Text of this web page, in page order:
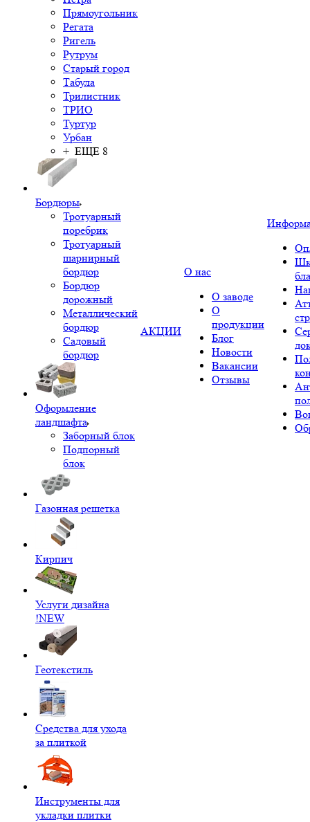
Прямоугольник
Регата
Ригель
Рутрум
Старый город
Табула
Трилистник
ТРИО
Туртур
Урбан
+ ЕЩЕ 8
Бордюры
Тротуарный
поребрик
Тротуарный
шарнирный
бордюр
Бордюр
дорожный
Металлический
бордюр
Садовый
бордюр
Оформление
ландшафта
Заборный блок
Подпорный
блок
Газонная решетка
Кирпич
Услуги дизайна
!NEW
Геотекстиль
Средства для ухода
за плиткой
Инструменты для
укладки плитки
АКЦИИ
О нас
О заводе
О
продукции
Блог
Новости
Вакансии
Отзывы